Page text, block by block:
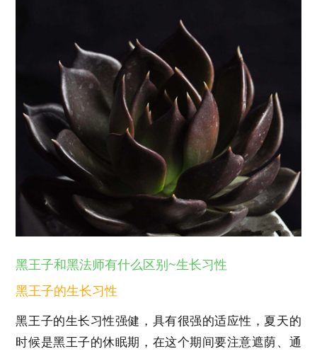
黑王子和黑法师有什么区别~生长习性
黑王子的生长习性
黑王子的生长习性强健，具有很强的适应性，夏天的
时候是黑王子的休眠期，在这个期间要注意遮荫、通